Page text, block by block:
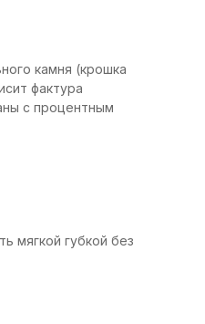
камня (крошка
фактура
с процентным
мягкой губкой без